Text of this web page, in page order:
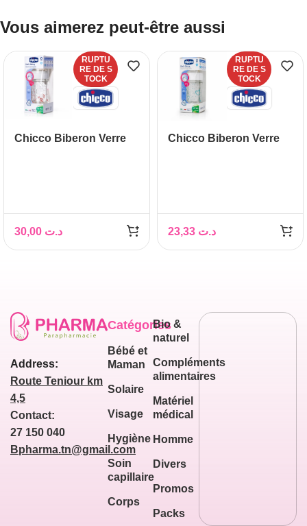
Vous aimerez peut-être aussi
RUPTU
RE DE S
TOCK
Chicco Biberon Verre
د.ت
RUPTU
RE DE S
TOCK
Chicco Biberon Verre
د.ت
Address:
Route Teniour km
4,5
Contact:
27 150 040
Bpharma.tn@gmail.com
Catégories
Bébé et
Maman
Solaire
Visage
Hygiène
Soin
capillaire
Corps
Bio &
naturel
Compléments
alimentaires
Matériel
médical
Homme
Divers
Promos
Packs